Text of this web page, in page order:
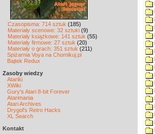
Czasopisma: 714 sztuk (185)
Materiały scenowe: 32 sztuki (9)
Materiały książkowe: 141 sztuk (55)
Materiały firmowe: 27 sztuk (20)
Materiały o grach: 351 sztuk (211)
Spiżarnia Voya na Chomikuj.pl
Bajtek Redux
Zasoby wiedzy
Atariki
XWiki
Gury's Atari 8-bit Forever
Atarimania
Atari Archives
Drygol's Retro Hacks
XL Search
Kontakt